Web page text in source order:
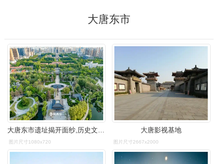
大唐东市
图片尺寸1080x720
大唐影视基地
图片尺寸2667x2000